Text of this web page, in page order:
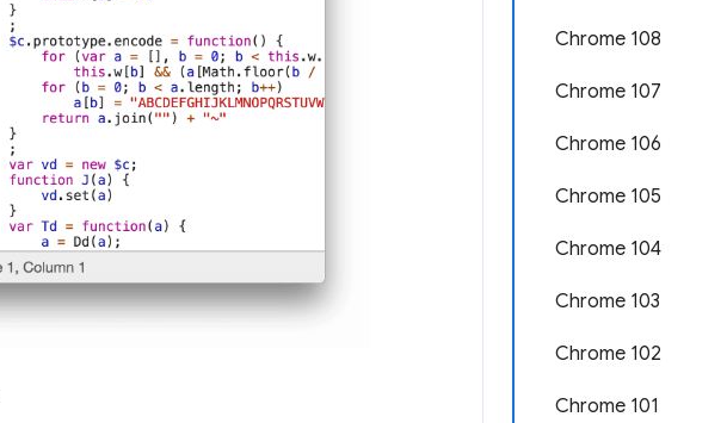
Chrome 108
Chrome 107
Chrome 106
Chrome 105
Chrome 104
Chrome 103
Chrome 102
Chrome 101